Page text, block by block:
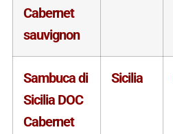
Cabernet
sauvignon
Sambuca di
Sicilia DOC
Cabernet
Sicilia